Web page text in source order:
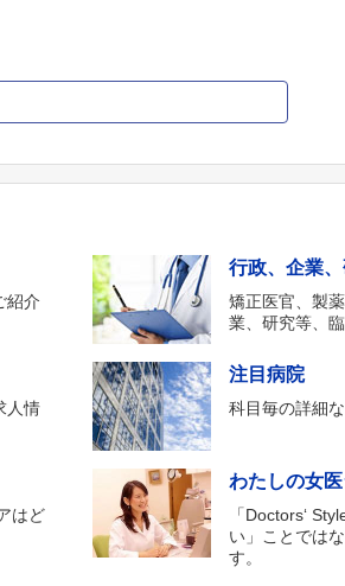
紹介
行政、企業
矯正医官、製
業、研究等、
人情
注目病院
科目毎の詳細
はど
わたしの女
「Doctors‘
い」ことでは
す。